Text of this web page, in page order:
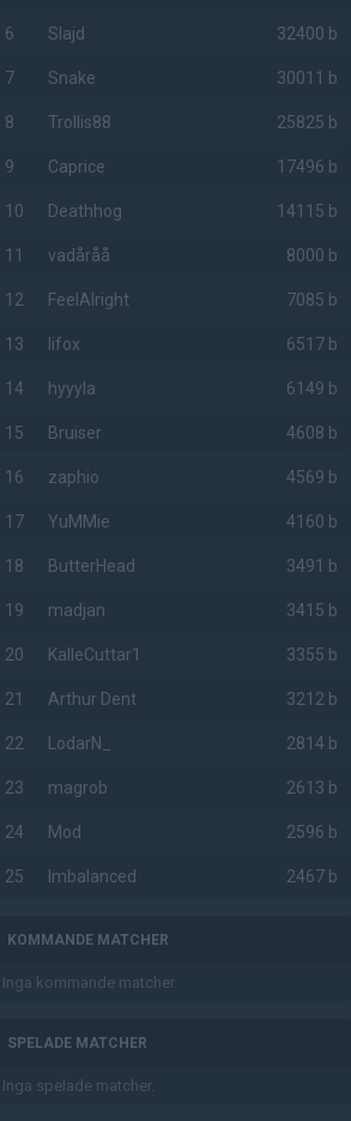
6 Slajd 32400 b
7 Snake 30011 b
8 Trollis88 25825 b
9 Caprice 17496 b
10 Deathhog 14115 b
11 vadåråå 8000 b
12 FeelAlright 7085 b
13 lifox 6517 b
14 hyyyla 6149 b
15 Bruiser 4608 b
16 zaphio 4569 b
17 YuMMie 4160 b
18 ButterHead 3491 b
19 madjan 3415 b
20 KalleCuttar1 3355 b
21 Arthur Dent 3212 b
22 LodarN_ 2814 b
23 magrob 2613 b
24 Mod 2596 b
25 Imbalanced 2467 b
KOMMANDE MATCHER
Inga kommande matcher.
SPELADE MATCHER
Inga spelade matcher.